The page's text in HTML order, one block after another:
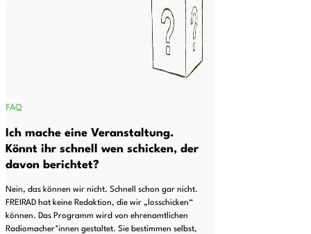
FAQ
Ich mache eine Veranstaltung.
Könnt ihr schnell wen schicken, der
davon berichtet?
Nein, das können wir nicht. Schnell schon gar nicht.
FREIRAD hat keine Redaktion, die wir „losschicken“
können. Das Programm wird von ehrenamtlichen
Radiomacher*innen gestaltet. Sie bestimmen selbst,